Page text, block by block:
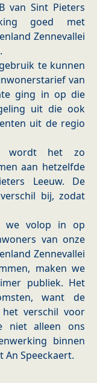
van Sint Pieters
goed met
Zennevallei
te kunnen
van
ging in op die
uit die ook
uit de regio
wordt het zo
aan hetzelfde
Leeuw. De
bij, zodat
we volop in op
van onze
Zennevallei
maken we
publiek. Het
want de
het verschil voor
niet alleen ons
binnen
An Speeckaert.